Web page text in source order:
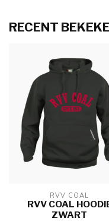
RECENT
RVV COAL
RVV COAL
ZWART